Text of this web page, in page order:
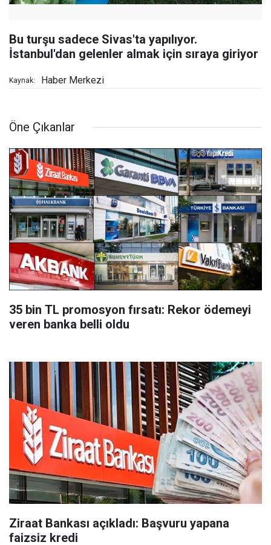
Bu turşu sadece Sivas'ta yapılıyor.
İstanbul'dan gelenler almak için sıraya giriyor
Kaynak: Haber Merkezi
Öne Çıkanlar
35 bin TL promosyon fırsatı: Rekor ödemeyi
veren banka belli oldu
Ziraat Bankası açıkladı: Başvuru yapana
faizsiz kredi